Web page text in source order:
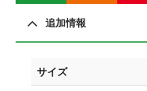
追加情報
サイズ